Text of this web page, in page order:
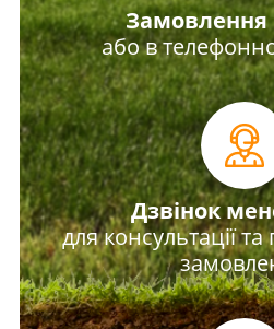
Замовлення
або в
Дзвінок
для консультації